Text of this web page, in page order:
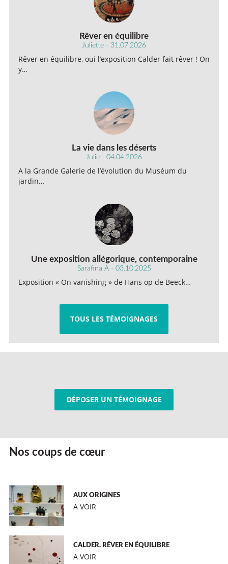
Rêver en équilibre
Juliette - 31.07.2026
Rêver en équilibre, oui l’exposition Calder fait rêver ! On
y…
La vie dans les déserts
Julie - 04.04.2026
A la Grande Galerie de l’évolution du Muséum du
jardin…
Une exposition allégorique, contemporaine
Sarafina A - 03.10.2025
Exposition « On vanishing » de Hans op de Beeck…
TOUS LES TÉMOIGNAGES
DÉPOSER UN TÉMOIGNAGE
Nos coups de cœur
AUX ORIGINES
A VOIR
CALDER. RÊVER EN ÉQUILIBRE
A VOIR